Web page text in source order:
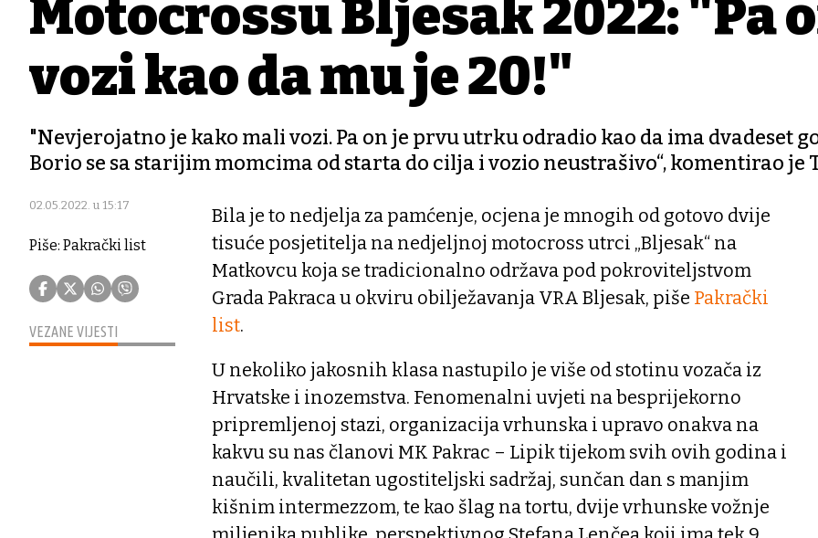
Motocrossu Bljesak 2022: "Pa
vozi kao da mu je 20!"
"Nevjerojatno je kako mali vozi. Pa on je prvu utrku odradio kao da ima dvadeset
Borio se sa starijim momcima od starta do cilja i vozio neustrašivo“, komentirao je
02.05.2022. u 15:17
Piše: Pakrački list
VEZANE VIJESTI
Bila je to nedjelja za pamćenje, ocjena je mnogih od gotovo dvije
tisuće posjetitelja na nedjeljnoj motocross utrci „Bljesak“ na
Matkovcu koja se tradicionalno održava pod pokroviteljstvom
Grada Pakraca u okviru obilježavanja VRA Bljesak, piše Pakrački
list.
U nekoliko jakosnih klasa nastupilo je više od stotinu vozača iz
Hrvatske i inozemstva. Fenomenalni uvjeti na besprijekorno
pripremljenoj stazi, organizacija vrhunska i upravo onakva na
kakvu su nas članovi MK Pakrac – Lipik tijekom svih ovih godina i
naučili, kvalitetan ugostiteljski sadržaj, sunčan dan s manjim
kišnim intermezzom, te kao šlag na tortu, dvije vrhunske vožnje